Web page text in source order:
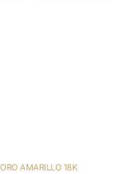
ORO AMARILLO 18K